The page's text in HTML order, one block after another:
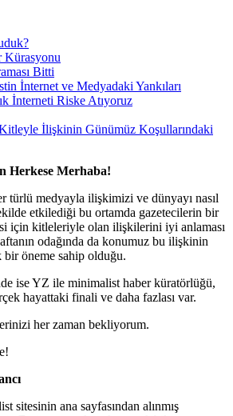
Kürasyonu
Bitti
İnternet ve Medyadaki Yankıları
İnterneti Riske Atıyoruz
İlişkinin Günümüz Koşullarındaki
Herkese Merhaba!
türlü medyayla ilişkimizi ve dünyayı nasıl
etkilediği bu ortamda gazetecilerin bir
için kitleleriyle olan ilişkilerini iyi anlaması
odağında da konumuz bu ilişkinin
öneme sahip olduğu.
ise YZ ile minimalist haber küratörlüğü,
hayattaki finali ve daha fazlası var.
her zaman bekliyorum.